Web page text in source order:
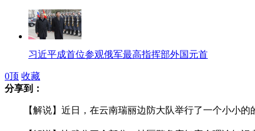
习近平成首位参观俄军最高指挥部外国元首
男生每人180元租豪车 击退骚扰班花高富帅
0顶 收藏
分享到：
【解说】近日，在云南瑞丽边防大队举行了一个小小的的